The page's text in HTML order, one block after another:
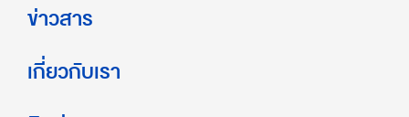
ข่าวสาร
เกี่ยวกับเรา